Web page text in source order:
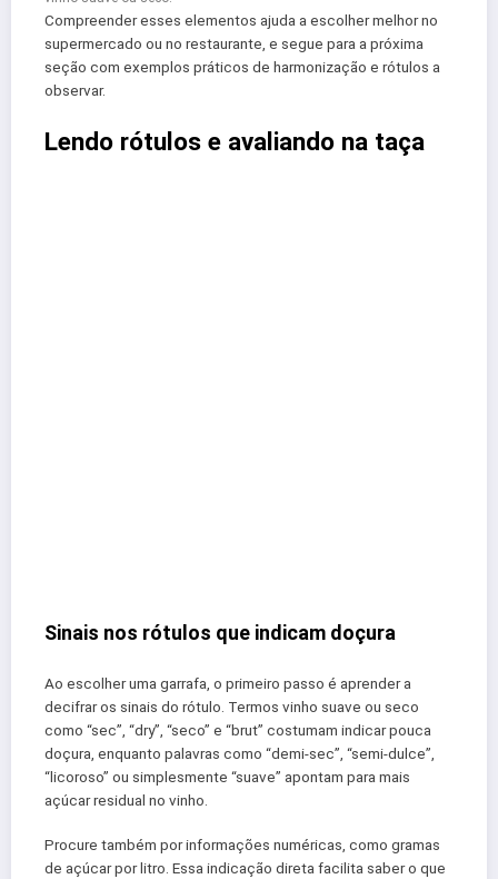
Compreender esses elementos ajuda a escolher melhor no
supermercado ou no restaurante, e segue para a próxima
seção com exemplos práticos de harmonização e rótulos a
observar.
Lendo rótulos e avaliando na taça
Sinais nos rótulos que indicam doçura
Ao escolher uma garrafa, o primeiro passo é aprender a
decifrar os sinais do rótulo. Termos vinho suave ou seco
como “sec”, “dry”, “seco” e “brut” costumam indicar pouca
doçura, enquanto palavras como “demi-sec”, “semi-dulce”,
“licoroso” ou simplesmente “suave” apontam para mais
açúcar residual no vinho.
Procure também por informações numéricas, como gramas
de açúcar por litro. Essa indicação direta facilita saber o que